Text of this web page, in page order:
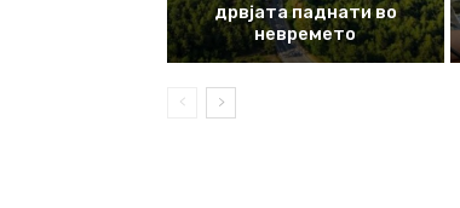
дрвјата паднати во
невремето